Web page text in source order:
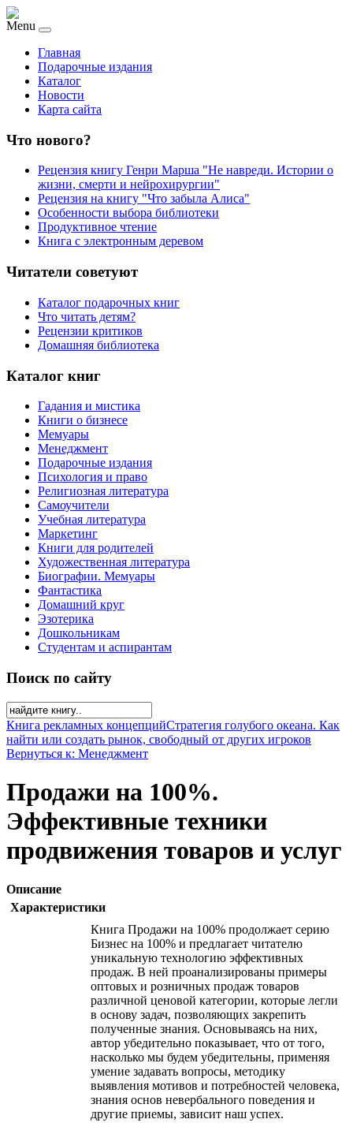
Menu
Главная
Подарочные издания
Каталог
Новости
Карта сайта
Что нового?
Рецензия книгу Генри Марша "Не навреди. Истории о
жизни, смерти и нейрохирургии"
Рецензия на книгу "Что забыла Алиса"
Особенности выбора библиотеки
Продуктивное чтение
Книга с электронным деревом
Читатели советуют
Каталог подарочных книг
Что читать детям?
Рецензии критиков
Домашняя библиотека
Каталог книг
Гадания и мистика
Книги о бизнесе
Мемуары
Менеджмент
Подарочные издания
Психология и право
Религиозная литература
Самоучители
Учебная литература
Маркетинг
Книги для родителей
Художественная литература
Биографии. Мемуары
Фантастика
Домашний круг
Эзотерика
Дошкольникам
Студентам и аспирантам
Поиск по сайту
Книга рекламных концепцийСтратегия голубого океана. Как
найти или создать рынок, свободный от других игроков
Вернуться к: Менеджмент
Продажи на 100%.
Эффективные техники
продвижения товаров и услуг
Описание
Характеристики
Книга Продажи на 100% продолжает серию
Бизнес на 100% и предлагает читателю
уникальную технологию эффективных
продаж. В ней проанализированы примеры
оптовых и розничных продаж товаров
различной ценовой категории, которые легли
в основу задач, позволяющих закрепить
полученные знания. Основываясь на них,
автор убедительно показывает, что от того,
насколько мы будем убедительны, применяя
умение задавать вопросы, методику
выявления мотивов и потребностей человека,
знания основ невербального поведения и
другие приемы, зависит наш успех.